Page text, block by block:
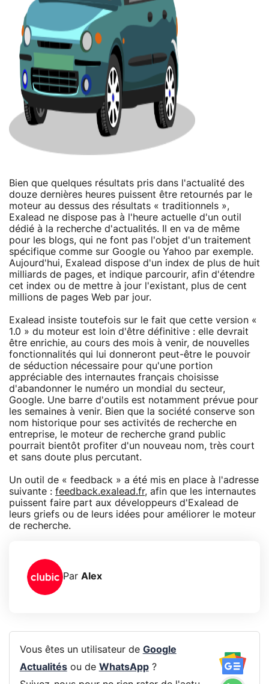
Bien que quelques résultats pris dans l'actualité des
douze dernières heures puissent être retournés par le
moteur au dessus des résultats « traditionnels »,
Exalead ne dispose pas à l'heure actuelle d'un outil
dédié à la recherche d'actualités. Il en va de même
pour les blogs, qui ne font pas l'objet d'un traitement
spécifique comme sur Google ou Yahoo par exemple.
Aujourd'hui, Exalead dispose d'un index de plus de huit
milliards de pages, et indique parcourir, afin d'étendre
cet index ou de mettre à jour l'existant, plus de cent
millions de pages Web par jour.
Exalead insiste toutefois sur le fait que cette version «
1.0 » du moteur est loin d'être définitive : elle devrait
être enrichie, au cours des mois à venir, de nouvelles
fonctionnalités qui lui donneront peut-être le pouvoir
de séduction nécessaire pour qu'une portion
appréciable des internautes français choisisse
d'abandonner le numéro un mondial du secteur,
Google. Une barre d'outils est notamment prévue pour
les semaines à venir. Bien que la société conserve son
nom historique pour ses activités de recherche en
entreprise, le moteur de recherche grand public
pourrait bientôt profiter d'un nouveau nom, très court
et sans doute plus percutant.
Un outil de « feedback » a été mis en place à l'adresse
suivante : feedback.exalead.fr, afin que les internautes
puissent faire part aux développeurs d'Exalead de
leurs griefs ou de leurs idées pour améliorer le moteur
de recherche.
Par Alex
Vous êtes un utilisateur de Google
Actualitésou de WhatsApp?